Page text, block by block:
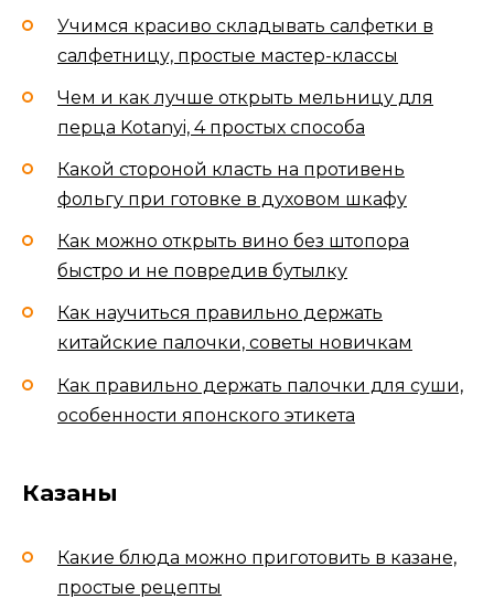
Учимся красиво складывать салфетки в
салфетницу, простые мастер-классы
Чем и как лучше открыть мельницу для
перца Kotanyi, 4 простых способа
Какой стороной класть на противень
фольгу при готовке в духовом шкафу
Как можно открыть вино без штопора
быстро и не повредив бутылку
Как научиться правильно держать
китайские палочки, советы новичкам
Как правильно держать палочки для суши,
особенности японского этикета
Казаны
Какие блюда можно приготовить в казане,
простые рецепты